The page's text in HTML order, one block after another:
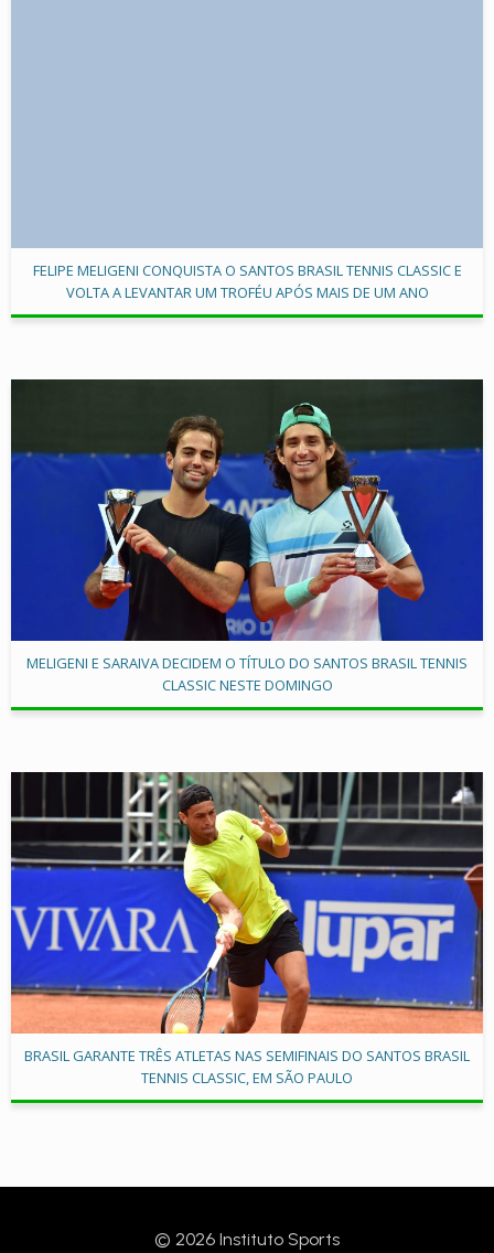
FELIPE MELIGENI CONQUISTA O SANTOS BRASIL TENNIS CLASSIC E
VOLTA A LEVANTAR UM TROFÉU APÓS MAIS DE UM ANO
MELIGENI E SARAIVA DECIDEM O TÍTULO DO SANTOS BRASIL TENNIS
CLASSIC NESTE DOMINGO
BRASIL GARANTE TRÊS ATLETAS NAS SEMIFINAIS DO SANTOS BRASIL
TENNIS CLASSIC, EM SÃO PAULO
© 2026 Instituto Sports